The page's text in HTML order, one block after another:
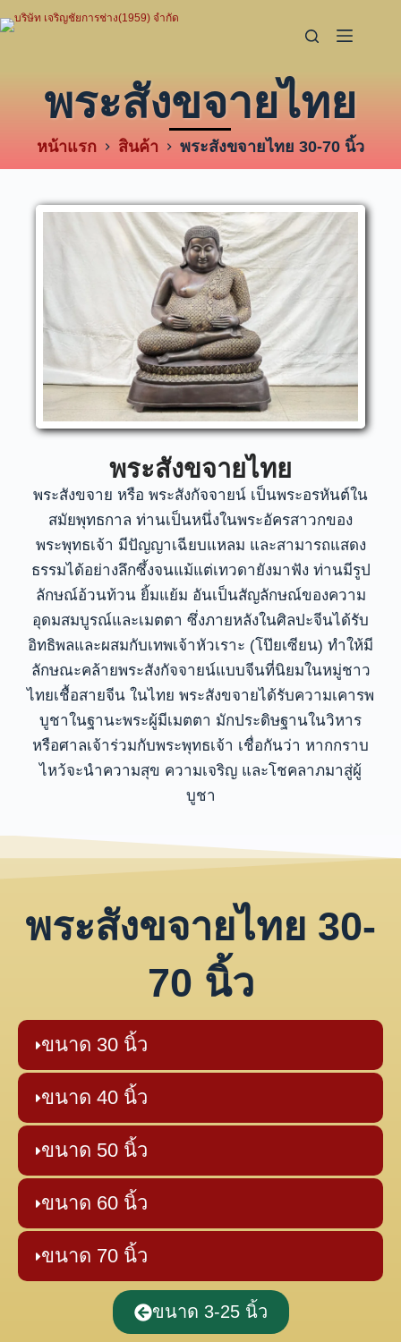
พระสังขจายไทย
หน้าแรก สินค้า พระสังขจายไทย 30-70 นิ้ว
พระสังขจายไทย
พระสังขจาย หรือ พระสังกัจจายน์ เป็นพระอรหันต์ใน
สมัยพุทธกาล ท่านเป็นหนึ่งในพระอัครสาวกของ
พระพุทธเจ้า มีปัญญาเฉียบแหลม และสามารถแสดง
ธรรมได้อย่างลึกซึ้งจนแม้แต่เทวดายังมาฟัง ท่านมีรูป
ลักษณ์อ้วนท้วน ยิ้มแย้ม อันเป็นสัญลักษณ์ของความ
อุดมสมบูรณ์และเมตตา ซึ่งภายหลังในศิลปะจีนได้รับ
อิทธิพลและผสมกับเทพเจ้าหัวเราะ (โป๊ยเซียน) ทำให้มี
ลักษณะคล้ายพระสังกัจจายน์แบบจีนที่นิยมในหมู่ชาว
ไทยเชื้อสายจีน ในไทย พระสังขจายได้รับความเคารพ
บูชาในฐานะพระผู้มีเมตตา มักประดิษฐานในวิหาร
หรือศาลเจ้าร่วมกับพระพุทธเจ้า เชื่อกันว่า หากกราบ
ไหว้จะนำความสุข ความเจริญ และโชคลาภมาสู่ผู้
บูชา
พระสังขจายไทย 30-
70 นิ้ว
ขนาด 30 นิ้ว
ขนาด 40 นิ้ว
ขนาด 50 นิ้ว
ขนาด 60 นิ้ว
ขนาด 70 นิ้ว
ขนาด 3-25 นิ้ว